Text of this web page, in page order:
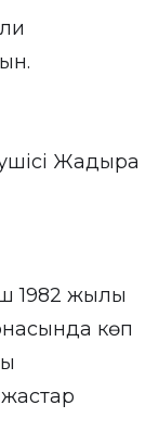
Жадыра
1982 жылы
көп